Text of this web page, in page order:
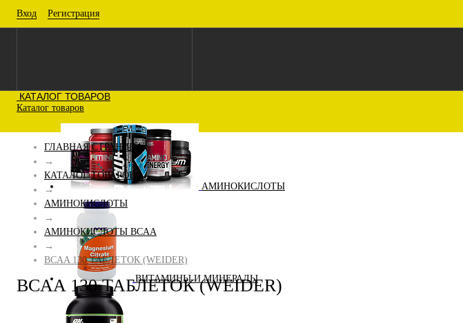
Вход Регистрация
КАТАЛОГ ТОВАРОВ
Каталог товаров
АМИНОКИСЛОТЫ
ВИТАМИНЫ И МИНЕРАЛЫ
ГЛАВНАЯ СТРАНИЦА
→
КАТАЛОГ ТОВАРОВ
→
АМИНОКИСЛОТЫ
→
АМИНОКИСЛОТЫ BCAA
→
BCAA 130 ТАБЛЕТОК (WEIDER)
BCAA 130 ТАБЛЕТОК (WEIDER)